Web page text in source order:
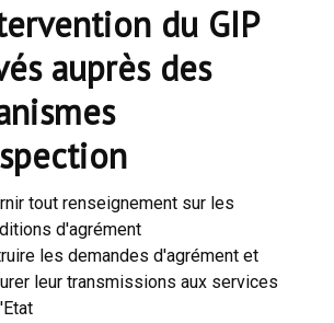
du GIP
auprès des
tout renseignement sur les
d'agrément
les demandes d'agrément et
leur transmissions aux services